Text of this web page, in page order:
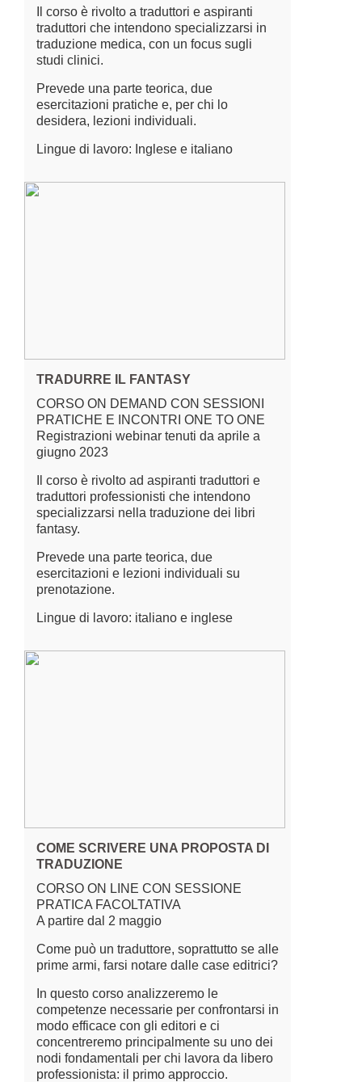
Il corso è rivolto a traduttori e aspiranti
traduttori che intendono specializzarsi in
traduzione medica, con un focus sugli
studi clinici.
Prevede una parte teorica, due
esercitazioni pratiche e, per chi lo
desidera, lezioni individuali.
Lingue di lavoro: Inglese e italiano
TRADURRE IL FANTASY
CORSO ON DEMAND CON SESSIONI
PRATICHE E INCONTRI ONE TO ONE
Registrazioni webinar tenuti da aprile a
giugno 2023
Il corso è rivolto ad aspiranti traduttori e
traduttori professionisti che intendono
specializzarsi nella traduzione dei libri
fantasy.
Prevede una parte teorica, due
esercitazioni e lezioni individuali su
prenotazione.
Lingue di lavoro: italiano e inglese
COME SCRIVERE UNA PROPOSTA DI
TRADUZIONE
CORSO ON LINE CON SESSIONE
PRATICA FACOLTATIVA
A partire dal 2 maggio
Come può un traduttore, soprattutto se alle
prime armi, farsi notare dalle case editrici?
In questo corso analizzeremo le
competenze necessarie per confrontarsi in
modo efficace con gli editori e ci
concentreremo principalmente su uno dei
nodi fondamentali per chi lavora da libero
professionista: il primo approccio.